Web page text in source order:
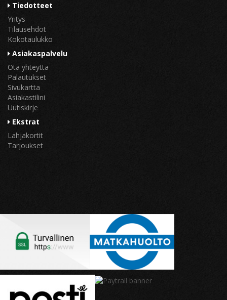
Tiedotteet
Yritys
Tilausehdot
Kokotaulukko
Asiakaspalvelu
Ota yhteyttä
Palautukset
Sivukartta
Asiakastilini
Uutiskirje
Ekstrat
Lahjakortit
Tarjoukset